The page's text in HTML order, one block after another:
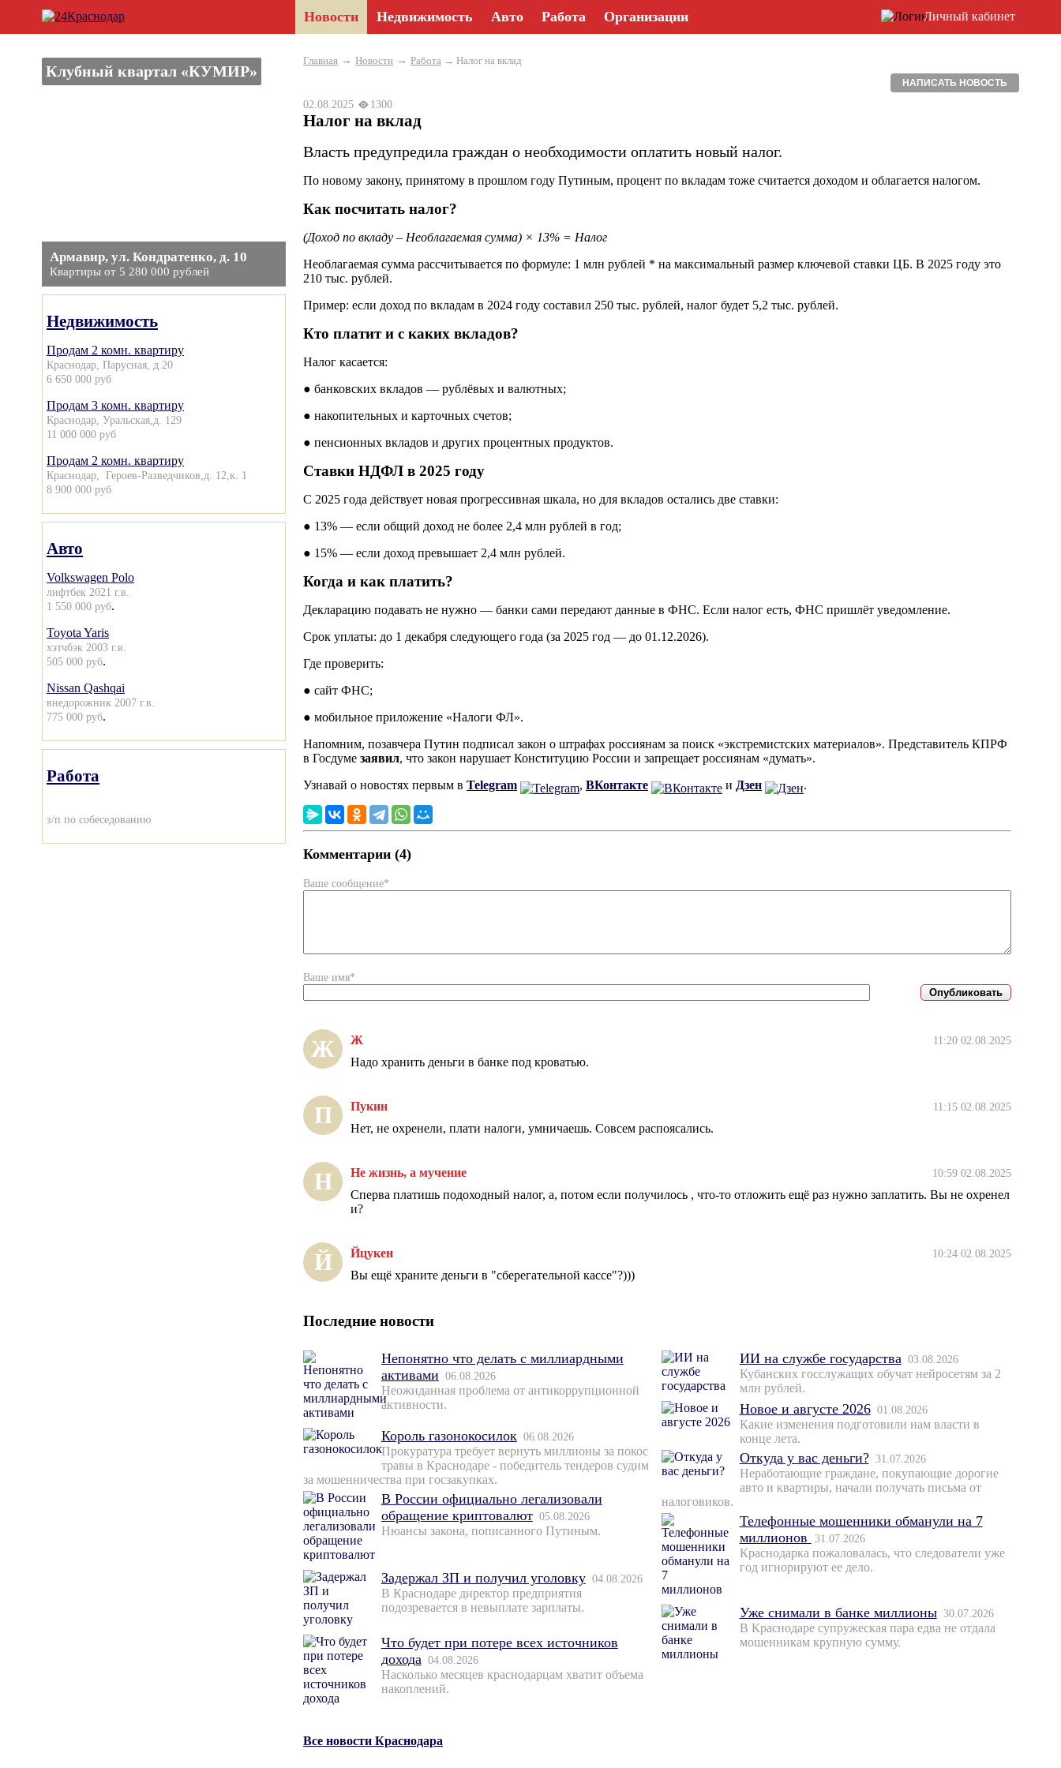
Новости Недвижимость Авто Работа Организации Личный кабинет
Клубный квартал «КУМИР»
Армавир, ул. Кондратенко, д. 10
Квартиры от 5 280 000 рублей
Недвижимость
Продам 2 комн. квартиру
Краснодар, Парусная, д.20
6 650 000 руб
Продам 3 комн. квартиру
Краснодар, Уральская,д. 129
11 000 000 руб
Продам 2 комн. квартиру
Краснодар, Героев-Разведчиков,д. 12,к. 1
8 900 000 руб
Авто
Volkswagen Polo
лифтбек 2021 г.в.
1 550 000 руб.
Toyota Yaris
хэтчбэк 2003 г.в.
505 000 руб.
Nissan Qashqai
внедорожник 2007 г.в.
775 000 руб.
Работа
з/п по собеседованию
Главная → Новости → Работа → Налог на вклад
НАПИСАТЬ НОВОСТЬ
02.08.2025 1300
Налог на вклад
Власть предупредила граждан о необходимости оплатить новый налог.
По новому закону, принятому в прошлом году Путиным, процент по вкладам тоже считается доходом и облагается налогом.
Как посчитать налог?
(Доход по вкладу – Необлагаемая сумма) × 13% = Налог
Необлагаемая сумма рассчитывается по формуле: 1 млн рублей * на максимальный размер ключевой ставки ЦБ. В 2025 году это
210 тыс. рублей.
Пример: если доход по вкладам в 2024 году составил 250 тыс. рублей, налог будет 5,2 тыс. рублей.
Кто платит и с каких вкладов?
Налог касается:
● банковских вкладов — рублёвых и валютных;
● накопительных и карточных счетов;
● пенсионных вкладов и других процентных продуктов.
Ставки НДФЛ в 2025 году
С 2025 года действует новая прогрессивная шкала, но для вкладов остались две ставки:
● 13% — если общий доход не более 2,4 млн рублей в год;
● 15% — если доход превышает 2,4 млн рублей.
Когда и как платить?
Декларацию подавать не нужно — банки сами передают данные в ФНС. Если налог есть, ФНС пришлёт уведомление.
Срок уплаты: до 1 декабря следующего года (за 2025 год — до 01.12.2026).
Где проверить:
● сайт ФНС;
● мобильное приложение «Налоги ФЛ».
Напомним, позавчера Путин подписал закон о штрафах россиянам за поиск «экстремистских материалов». Представитель КПРФ
в Госдуме заявил, что закон нарушает Конституцию России и запрещает россиянам «думать».
Узнавай о новостях первым в Telegram , ВКонтакте и Дзен .
Комментарии (4)
Ваше сообщение*
Ваше имя*
Ж Ж 11:20 02.08.2025
Надо хранить деньги в банке под кроватью.
П Пукин 11:15 02.08.2025
Нет, не охренели, плати налоги, умничаешь. Совсем распоясались.
Н Не жизнь, а мучение 10:59 02.08.2025
Сперва платишь подоходный налог, а, потом если получилось , что-то отложить ещё раз нужно заплатить. Вы не охренел
и?
Й Йцукен 10:24 02.08.2025
Вы ещё храните деньги в "сберегательной кассе"?)))
Последние новости
Непонятно что делать с миллиардными
активами 06.08.2026
Неожиданная проблема от антикоррупционной
активности.
Король газонокосилок 06.08.2026
Прокуратура требует вернуть миллионы за покос
травы в Краснодаре - победитель тендеров судим
за мошенничества при госзакупках.
В России официально легализовали
обращение криптовалют 05.08.2026
Нюансы закона, пописанного Путиным.
Задержал ЗП и получил уголовку 04.08.2026
В Краснодаре директор предприятия
подозревается в невыплате зарплаты.
Что будет при потере всех источников
дохода 04.08.2026
Насколько месяцев краснодарцам хватит объема
накоплений.
ИИ на службе государства 03.08.2026
Кубанских госслужащих обучат нейросетям за 2
млн рублей.
Новое и августе 2026 01.08.2026
Какие изменения подготовили нам власти в
конце лета.
Откуда у вас деньги? 31.07.2026
Неработающие граждане, покупающие дорогие
авто и квартиры, начали получать письма от
налоговиков.
Телефонные мошенники обманули на 7
миллионов
31.07.2026
Краснодарка пожаловалась, что следователи уже
год игнорируют ее дело.
Уже снимали в банке миллионы 30.07.2026
В Краснодаре супружеская пара едва не отдала
мошенникам крупную сумму.
Все новости Краснодара